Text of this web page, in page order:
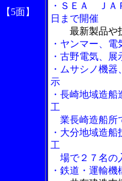
【5面】
・ＳＥＡ ＪＡ
日まで開催
最新製品や
・ヤンマー、
・古野電気、
・ムサシノ機
示
・長崎地域造
工
業長崎造船所
・大分地域造
工
場で２７名の
・鉄道・運輸